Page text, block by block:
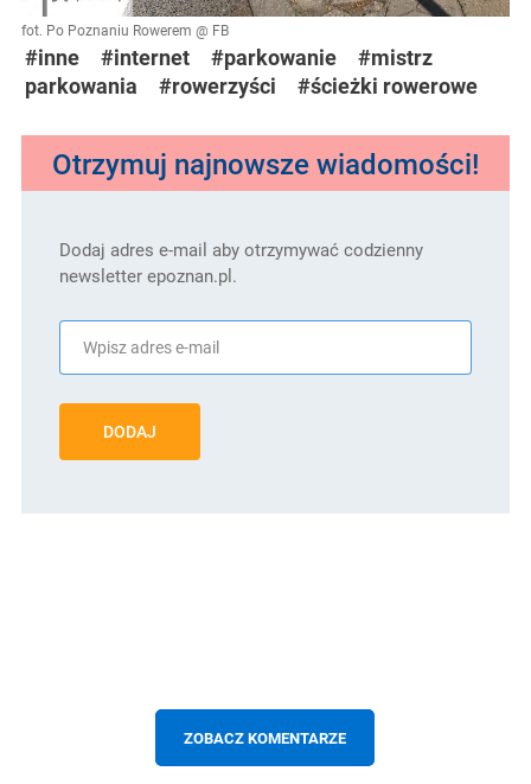
fot. Po Poznaniu Rowerem @ FB
#inne #internet #parkowanie
#mistrz
parkowania
#rowerzyści #ścieżki rowerowe
Otrzymuj najnowsze wiadomości!
Dodaj adres e-mail aby otrzymywać codzienny
newsletter epoznan.pl.
DODAJ
ZOBACZ KOMENTARZE